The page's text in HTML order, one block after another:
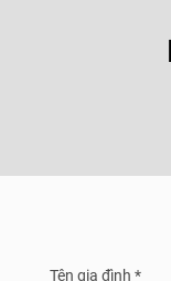
Tên gia đình *